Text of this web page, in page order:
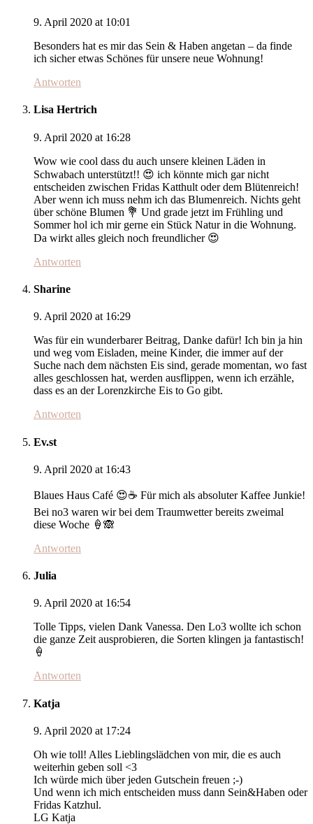
9. April 2020 at 10:01
Besonders hat es mir das Sein & Haben angetan – da finde
ich sicher etwas Schönes für unsere neue Wohnung!
Antworten
Lisa Hertrich
9. April 2020 at 16:28
Wow wie cool dass du auch unsere kleinen Läden in
Schwabach unterstützt!! 😍 ich könnte mich gar nicht
entscheiden zwischen Fridas Katthult oder dem Blütenreich!
Aber wenn ich muss nehm ich das Blumenreich. Nichts geht
über schöne Blumen 💐 Und grade jetzt im Frühling und
Sommer hol ich mir gerne ein Stück Natur in die Wohnung.
Da wirkt alles gleich noch freundlicher 😍
Antworten
Sharine
9. April 2020 at 16:29
Was für ein wunderbarer Beitrag, Danke dafür! Ich bin ja hin
und weg vom Eisladen, meine Kinder, die immer auf der
Suche nach dem nächsten Eis sind, gerade momentan, wo fast
alles geschlossen hat, werden ausflippen, wenn ich erzähle,
dass es an der Lorenzkirche Eis to Go gibt.
Antworten
Ev.st
9. April 2020 at 16:43
Blaues Haus Café 😍☕️ Für mich als absoluter Kaffee Junkie!
Bei no3 waren wir bei dem Traumwetter bereits zweimal
diese Woche 🍦🙈
Antworten
Julia
9. April 2020 at 16:54
Tolle Tipps, vielen Dank Vanessa. Den Lo3 wollte ich schon
die ganze Zeit ausprobieren, die Sorten klingen ja fantastisch!
🍦
Antworten
Katja
9. April 2020 at 17:24
Oh wie toll! Alles Lieblingslädchen von mir, die es auch
weiterhin geben soll <3
Ich würde mich über jeden Gutschein freuen ;-)
Und wenn ich mich entscheiden muss dann Sein&Haben oder
Fridas Katzhul.
LG Katja